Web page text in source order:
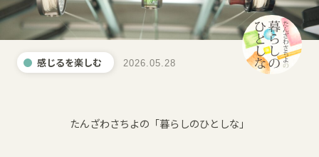
感じるを楽しむ 2026.05.28
たんざわさちよの「暮らしのひとしな」